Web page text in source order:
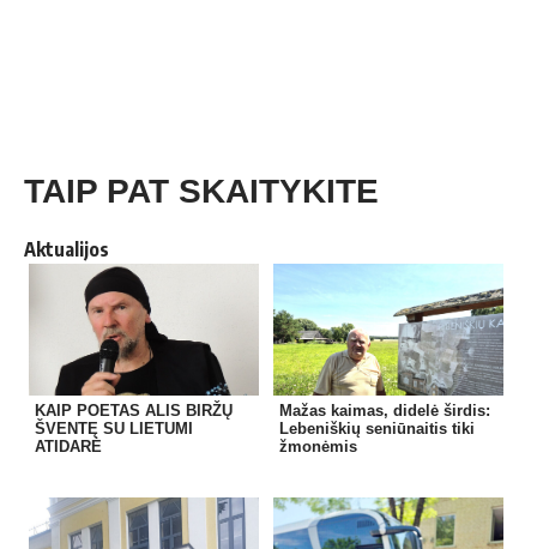
TAIP PAT SKAITYKITE
Aktualijos
KAIP POETAS ALIS BIRŽŲ
ŠVENTĘ SU LIETUMI
ATIDARĖ
Mažas kaimas, didelė širdis:
Lebeniškių seniūnaitis tiki
žmonėmis